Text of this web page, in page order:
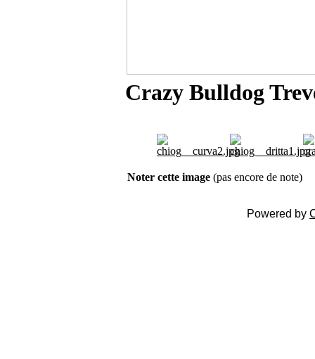
Crazy Bulldog
Noter cette image (pas encore de note)
Powered by